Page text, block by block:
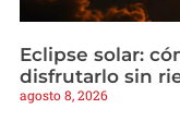
Eclipse solar:
disfrutarlo sin
agosto 8, 2026